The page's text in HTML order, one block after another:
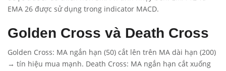
EMA 26 được sử dụng trong indicator MACD.
Golden Cross và Death Cross
Golden Cross: MA ngắn hạn (50) cắt lên trên MA dài hạn (200)
→ tín hiệu mua mạnh. Death Cross: MA ngắn hạn cắt xuống